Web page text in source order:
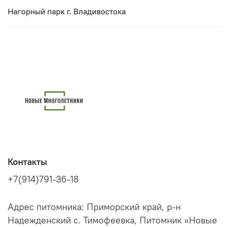
Нагорный парк г. Владивостока
Контакты
+7(914)791-36-18
Адрес питомника: Приморский край, р-н
Надежденский с. Тимофеевка, Питомник «Новые